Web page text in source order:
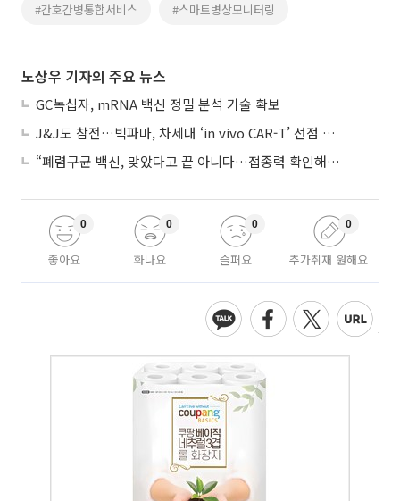
#간호간병통합서비스 #스마트병상모니터링
노상우 기자의 주요 뉴스
GC녹십자, mRNA 백신 정밀 분석 기술 확보
J&J도 참전…빅파마, 차세대 ‘in vivo CAR-T’ 선점 경쟁 본격화
“폐렴구균 백신, 맞았다고 끝 아니다…접종력 확인해야”
좋아요
0
화나요
0
슬퍼요
0
추가취재 원해요
0